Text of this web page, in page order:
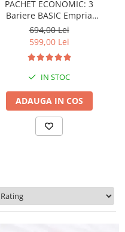
PACHET ECONOMIC: 3
Bariere BASIC Empria
protectie pat 160X200 cm
+ bara stabilizatoare
694,00 Lei
599,00 Lei
IN STOC
ADAUGA IN COS